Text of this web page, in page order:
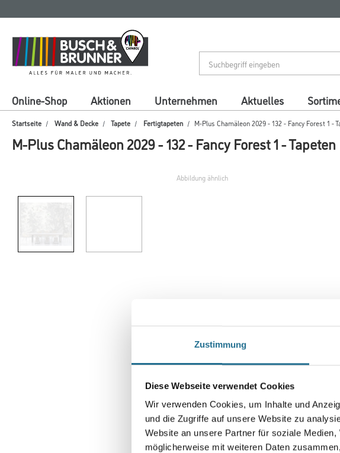
Zustimmung
Diese Webseite verwendet Cookies
Wir verwenden Cookies, um Inhalte und
und die Zugriffe auf unsere Website zu
Website an unsere Partner für soziale
möglicherweise mit weiteren Daten
springen
springen
Online-Shop Aktionen Unternehmen Aktuelles
Startseite Wand & Decke Tapete Fertigtapeten M-Plus Chamäleon 2029 - 132 - Fancy Forest 1 -
M-Plus Chamäleon 2029 - 132 - Fancy Forest 1 - Tapeten
Abbildung ähnlich